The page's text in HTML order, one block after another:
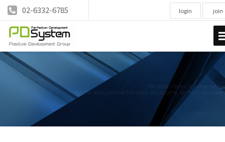
02-6332-6785 login join
We have created a awesome
Far far away,behind the word mountains, far from the